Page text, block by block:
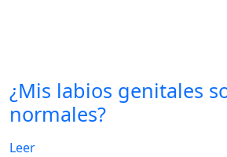
¿Mis labios genitales
normales?
Leer